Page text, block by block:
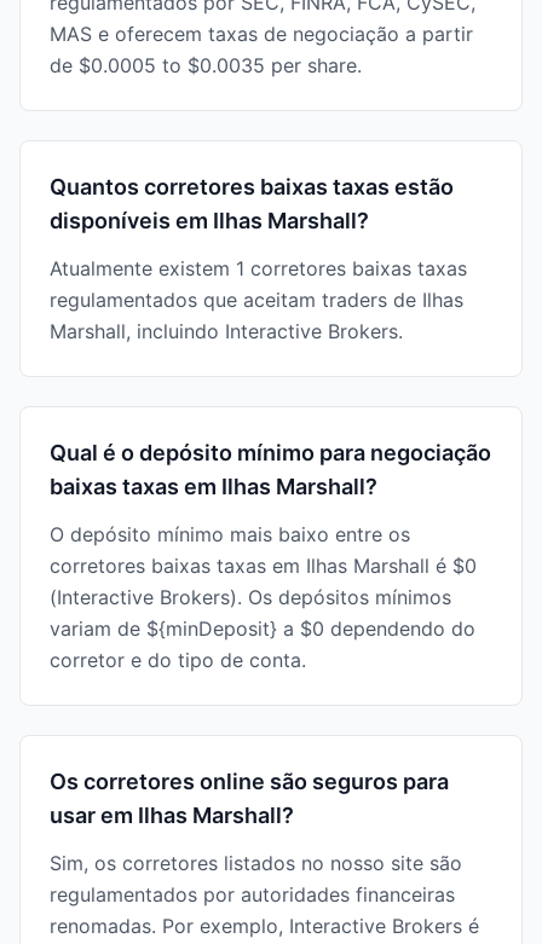
MAS e oferecem taxas de negociação a partir
de $0.0005 to $0.0035 per share.
Quantos corretores baixas taxas estão
disponíveis em Ilhas Marshall?
Atualmente existem 1 corretores baixas taxas
regulamentados que aceitam traders de Ilhas
Marshall, incluindo Interactive Brokers.
Qual é o depósito mínimo para negociação
baixas taxas em Ilhas Marshall?
O depósito mínimo mais baixo entre os
corretores baixas taxas em Ilhas Marshall é $0
(Interactive Brokers). Os depósitos mínimos
variam de ${minDeposit} a $0 dependendo do
corretor e do tipo de conta.
Os corretores online são seguros para
usar em Ilhas Marshall?
Sim, os corretores listados no nosso site são
regulamentados por autoridades financeiras
renomadas. Por exemplo, Interactive Brokers é